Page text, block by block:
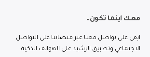
معك اينما تكون..
ابقى على تواصل معنا عبر منصاتنا على التواصل
الاجتماعي وتطبيق الرشيد على الهواتف الذكية.